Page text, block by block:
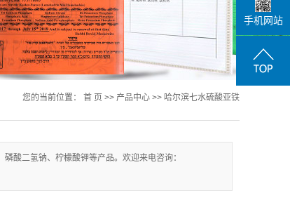
您的当前位置： 首 页 >> 产品中心 >> 哈尔滨七水硫酸亚铁
酸二氢钠、柠檬酸钾等产品。欢迎来电咨询：
手机网站